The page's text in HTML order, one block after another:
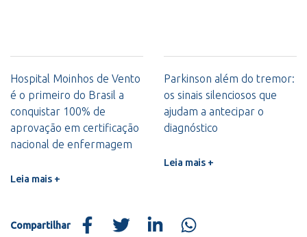
Hospital Moinhos de Vento
é o primeiro do Brasil a
conquistar 100% de
aprovação em certificação
nacional de enfermagem
Leia mais +
Parkinson além do tremor:
os sinais silenciosos que
ajudam a antecipar o
diagnóstico
Leia mais +
Compartilhar